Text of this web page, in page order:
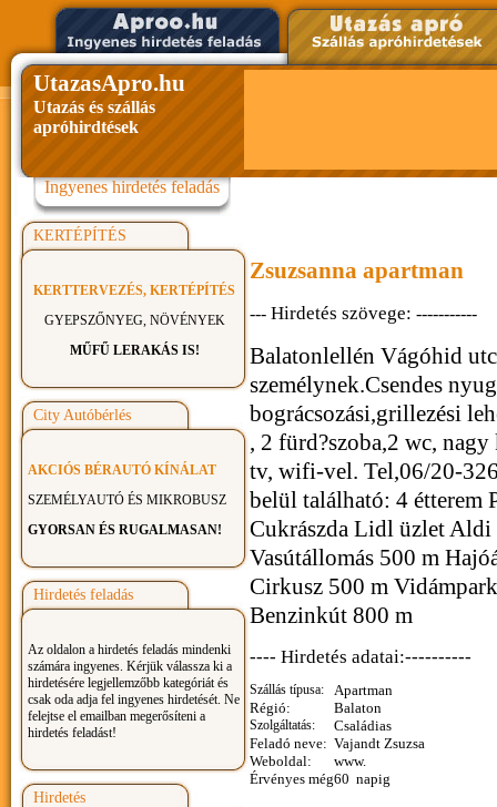
UtazasApro.hu
Utazás és szállás
apróhirdtések
Ingyenes hirdetés feladás
KERTÉPÍTÉS
KERTTERVEZÉS, KERTÉPÍTÉS
GYEPSZŐNYEG, NÖVÉNYEK
MŰFŰ LERAKÁS IS!
City Autóbérlés
AKCIÓS BÉRAUTÓ KÍNÁLAT
SZEMÉLYAUTÓ ÉS MIKROBUSZ
GYORSAN ÉS RUGALMASAN!
Hirdetés feladás
Az oldalon a hirdetés feladás mindenki
számára ingyenes. Kérjük válassza ki a
hirdetésére legjellemzőbb kategóriát és
csak oda adja fel ingyenes hirdetését. Ne
felejtse el emailban megerősíteni a
hirdetés feladást!
Hirdetés
Zsuzsanna apartman
--- Hirdetés szövege: -----------
Balatonlellén Vágóhid
személynek.Csendes
bográcsozási,grillezési
, 2 fürd?szoba,2 wc,
tv, wifi-vel. Tel,06/20-
belül található: 4 étterem
Cukrászda Lidl üzlet
Vasútállomás 500 m
Cirkusz 500 m
Benzinkút 800 m
---- Hirdetés adatai:----------
Szállás típusa:
Apartman
Régió:
Balaton
Szolgáltatás:
Családias
Feladó neve: Vajandt Zsuzsa
Weboldal:
www.
Érvényes még60 napig